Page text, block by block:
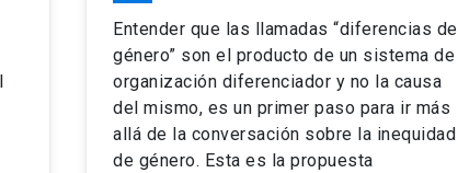
Entender que las llamadas “diferencias de
género” son el producto de un sistema de
organización diferenciador y no la causa
del mismo, es un primer paso para ir más
allá de la conversación sobre la inequidad
de género. Esta es la propuesta